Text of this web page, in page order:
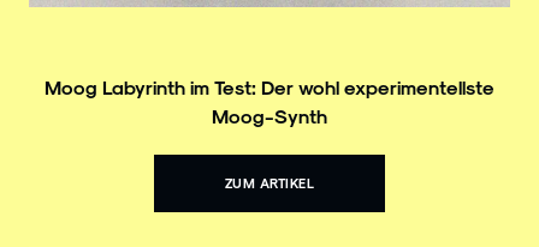
Moog Labyrinth im Test: Der wohl experimentellste
Moog-Synth
ZUM ARTIKEL